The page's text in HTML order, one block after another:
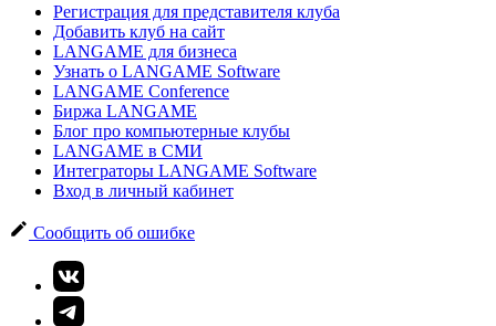
Регистрация для представителя клуба
Добавить клуб на сайт
LANGAME для бизнеса
Узнать о LANGAME Software
LANGAME Conference
Биржа LANGAME
Блог про компьютерные клубы
LANGAME в СМИ
Интеграторы LANGAME Software
Вход в личный кабинет
Сообщить об ошибке